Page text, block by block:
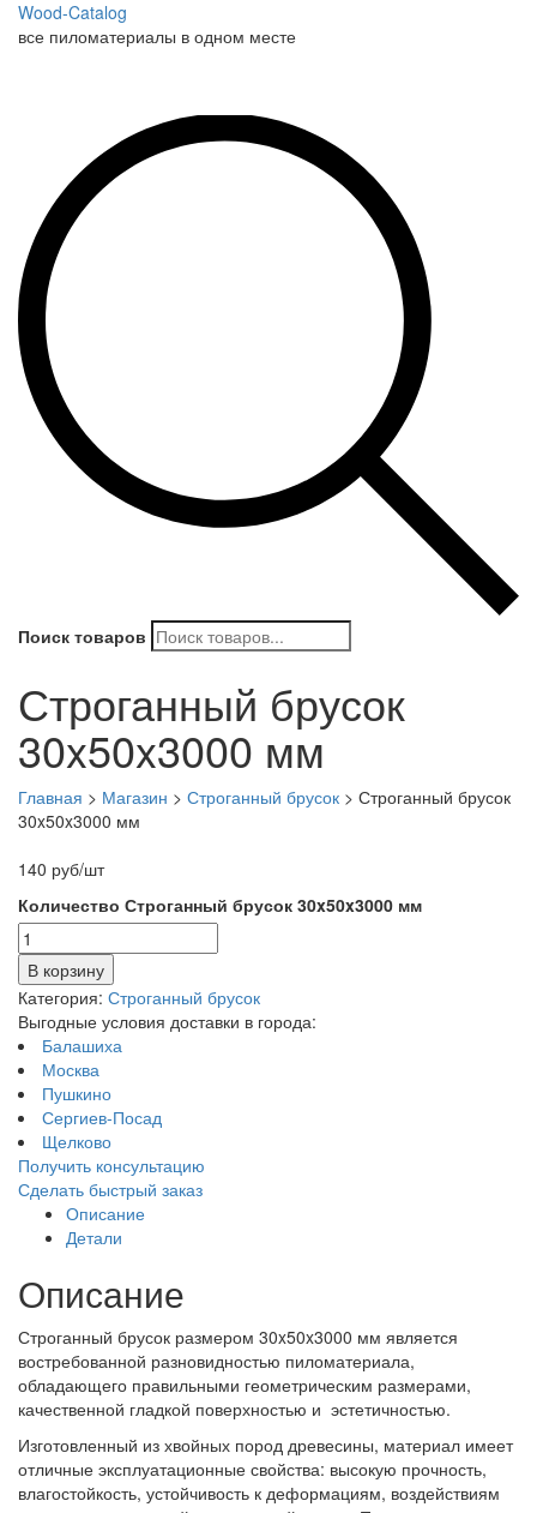
Wood-Catalog
все пиломатериалы в одном месте
Поиск товаров
Строганный брусок
30x50x3000 мм
Главная > Магазин > Строганный брусок > Строганный брусок
30x50x3000 мм
140 руб/шт
Количество Строганный брусок 30x50x3000 мм
В корзину
Категория: Строганный брусок
Выгодные условия доставки в города:
Балашиха
Москва
Пушкино
Сергиев-Посад
Щелково
Получить консультацию
Сделать быстрый заказ
Описание
Детали
Описание
Строганный брусок размером 30x50x3000 мм является
востребованной разновидностью пиломатериала,
обладающего правильными геометрическим размерами,
качественной гладкой поверхностью и эстетичностью.
Изготовленный из хвойных пород древесины, материал имеет
отличные эксплуатационные свойства: высокую прочность,
влагостойкость, устойчивость к деформациям, воздействиям